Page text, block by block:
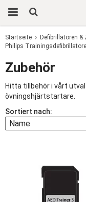
Das Produkt
Startseite Defibrillatoren &
Philips
Zubehör
Hitta tillbehör i vårt
övningshjärtstartare.
Sortiert nach: